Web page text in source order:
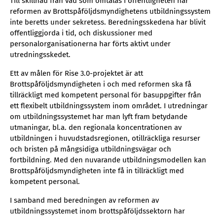
reformen av Brottspåföljdsmyndighetens utbildningssystem
inte beretts under sekretess. Beredningsskedena har blivit
offentliggjorda i tid, och diskussioner med
personalorganisationerna har förts aktivt under
utredningsskedet.
Ett av målen för Rise 3.0-projektet är att
Brottspåföljdsmyndigheten i och med reformen ska få
tillräckligt med kompetent personal för basuppgifter från
ett flexibelt utbildningssystem inom området. I utredningar
om utbildningssystemet har man lyft fram betydande
utmaningar, bl.a. den regionala koncentrationen av
utbildningen i huvudstadsregionen, otillräckliga resurser
och bristen på mångsidiga utbildningsvägar och
fortbildning. Med den nuvarande utbildningsmodellen kan
Brottspåföljdsmyndigheten inte få in tillräckligt med
kompetent personal.
I samband med beredningen av reformen av
utbildningssystemet inom brottspåföljdssektorn har